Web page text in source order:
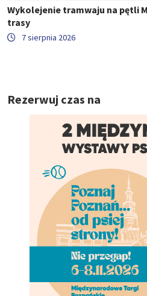
Wykolejenie tramwaju na pętli
trasy
7 sierpnia 2026
Rezerwuj czas na